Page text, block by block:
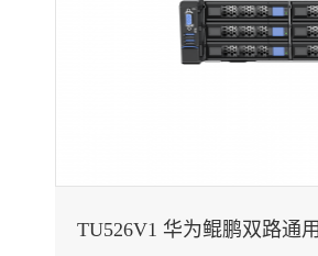
TU526V1 华为鲲鹏双路通